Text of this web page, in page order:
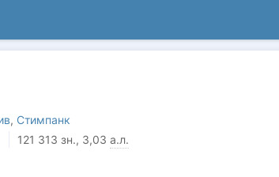
, Стимпанк
121 313 зн., 3,03 а.л.